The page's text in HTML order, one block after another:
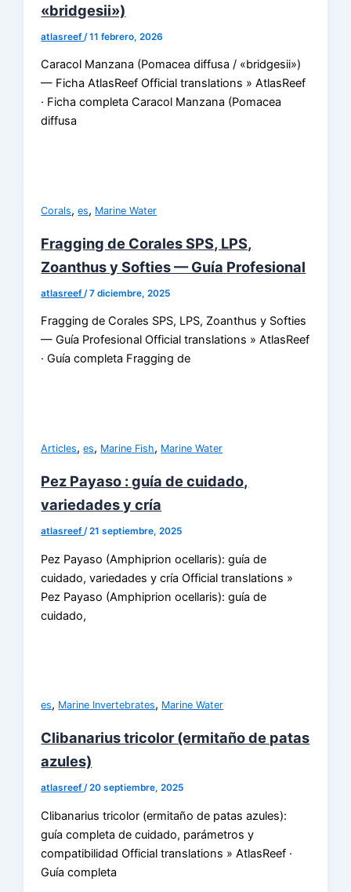
«bridgesii»)
atlasreef /11 febrero, 2026
Caracol Manzana (Pomacea diffusa / «bridgesii»)
— Ficha AtlasReef Official translations » AtlasReef
· Ficha completa Caracol Manzana (Pomacea
diffusa
Corals,es, Marine Water
Fragging de Corales SPS, LPS,
Zoanthus y Softies — Guía Profesional
atlasreef/7 diciembre, 2025
Fragging de Corales SPS, LPS, Zoanthus y Softies
— Guía Profesional Official translations » AtlasReef
· Guía completa Fragging de
Articles,es, Marine Fish, Marine Water
Pez Payaso : guía de cuidado,
variedades y cría
atlasreef/21 septiembre, 2025
Pez Payaso (Amphiprion ocellaris): guía de
cuidado, variedades y cría Official translations »
Pez Payaso (Amphiprion ocellaris): guía de
cuidado,
es, Marine Invertebrates, Marine Water
Clibanarius tricolor (ermitaño de patas
azules)
atlasreef/20 septiembre, 2025
Clibanarius tricolor (ermitaño de patas azules):
guía completa de cuidado, parámetros y
compatibilidad Official translations » AtlasReef ·
Guía completa